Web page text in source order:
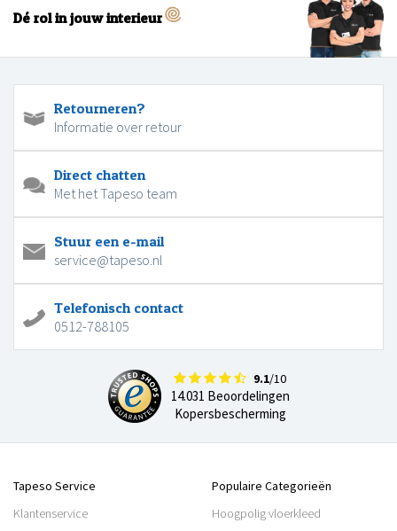
Dé rol in jouw interieur
Retourneren?
Informatie over retour
Direct chatten
Met het Tapeso team
Stuur een e-mail
service@tapeso.nl
Telefonisch contact
0512-788105
9.1/10
14.031 Beoordelingen
Kopersbescherming
Tapeso Service
Klantenservice
Populaire Categorieën
Hoogpolig vloerkleed